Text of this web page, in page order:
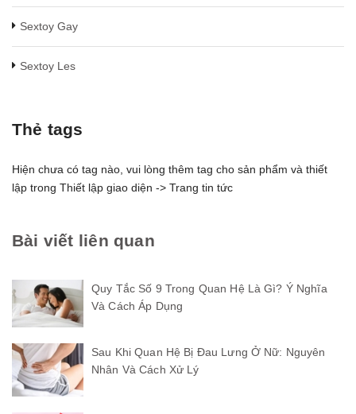
Sextoy Gay
Sextoy Les
Thẻ tags
Hiện chưa có tag nào, vui lòng thêm tag cho sản phẩm và thiết
lập trong Thiết lập giao diện -> Trang tin tức
Bài viết liên quan
Quy Tắc Số 9 Trong Quan Hệ Là Gì? Ý Nghĩa
Và Cách Áp Dụng
Sau Khi Quan Hệ Bị Đau Lưng Ở Nữ: Nguyên
Nhân Và Cách Xử Lý